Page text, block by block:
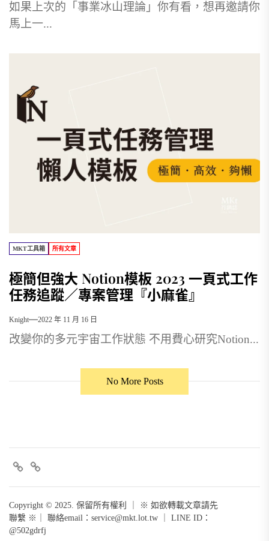
如果上次的「事業冰山理論」你有看，想再邀請你
馬上一...
MKT工具箱 所有文章
極簡但強大 Notion模板 2023 一頁式工作
任務追蹤／專案管理『小麻雀』
Knight 2022 年 11 月 16 日
改變你的多元宇宙工作狀態 不用費心研究Notion...
No More Posts
FB +line
Copyright © 2025. 保留所有權利 ｜ ※ 如欲轉載文章請先
聯繫 ※｜ 聯絡email： service@mkt.lot.tw ｜ LINE ID：
@502gdrfj